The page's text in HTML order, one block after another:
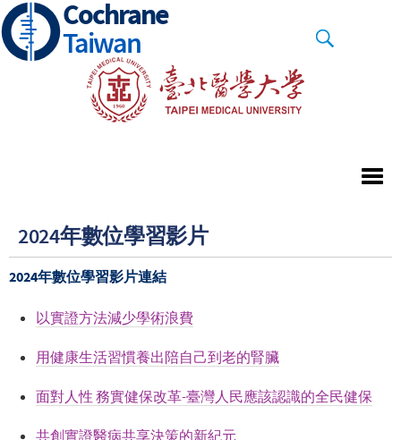
Skip
to
main
Cochrane
Taiwan
2024年數位學習影片
2024年數位學習影片連結
以實證方法減少學術浪費
用健康生活習慣養出陪自己到老的腎臟
面對人性 務實健保改革-臺灣人民應該認識的全民健保
共創實證醫病共享決策的新紀元